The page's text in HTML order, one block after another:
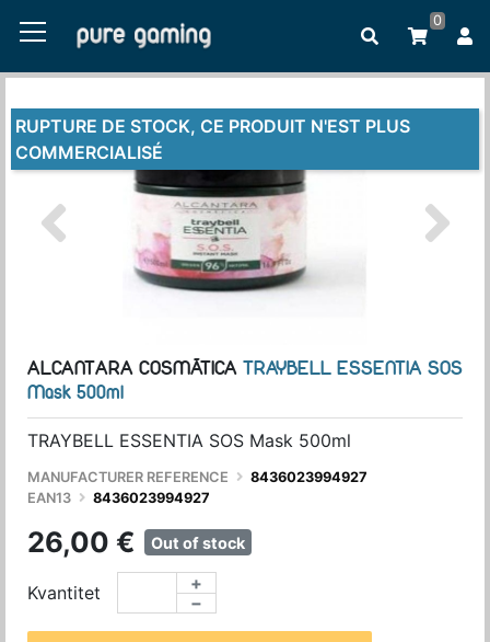
0
RUPTURE DE STOCK, CE PRODUIT N'EST PLUS
COMMERCIALISÉ
ALCANTARA COSMÃTICA TRAYBELL ESSENTIA SOS
Mask 500ml
TRAYBELL ESSENTIA SOS Mask 500ml
MANUFACTURER REFERENCE
8436023994927
EAN13
8436023994927
26,00 € Out of stock
Kvantitet −
+